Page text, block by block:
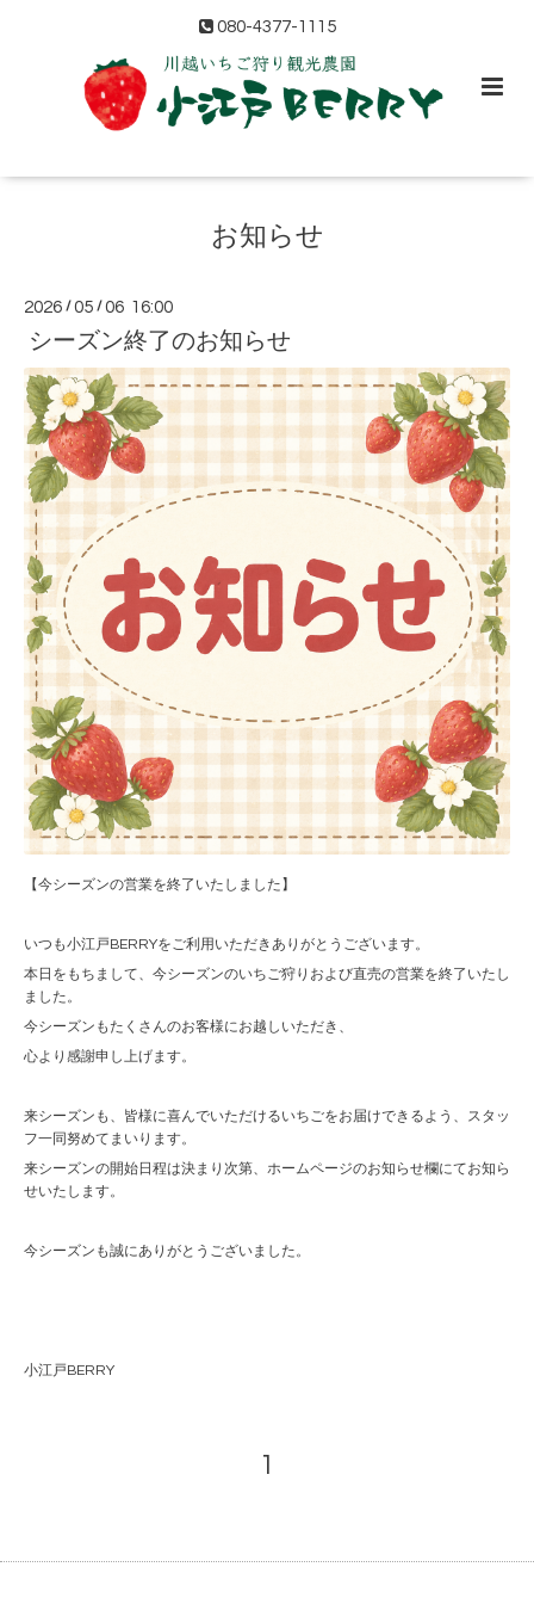
080-4377-1115
お知らせ
2026 /05 /06 16:00
シーズン終了のお知らせ
【今シーズンの営業を終了いたしました】
いつも小江戸BERRYをご利用いただきありがとうございます。
本日をもちまして、今シーズンのいちご狩りおよび直売の営業を終了いたし
ました。
今シーズンもたくさんのお客様にお越しいただき、
心より感謝申し上げます。
来シーズンも、皆様に喜んでいただけるいちごをお届けできるよう、スタッ
フ一同努めてまいります。
来シーズンの開始日程は決まり次第、ホームページのお知らせ欄にてお知ら
せいたします。
今シーズンも誠にありがとうございました。
小江戸BERRY
1